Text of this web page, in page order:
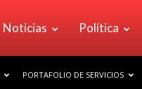
Noticias Política
PORTAFOLIO DE SERVICIOS